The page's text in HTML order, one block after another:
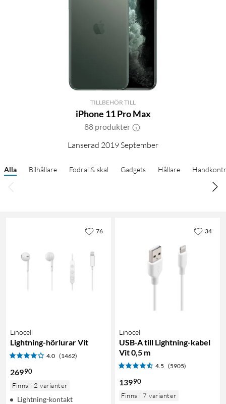
TILLBEHÖR TILL
iPhone 11 Pro Max
88 produkter
Lanserad 2019 September
Alla Bilhållare Fodral & skal Gadgets Hållare
Linocell
Lightning-hörlurar Vit
4.0 (1462)
26990
Finns i 2 varianter
Lightning-kontakt
76
Linocell
USB-A till Lightning-kabel
Vit 0,5 m
4.5 (5905)
13990
Finns i 7 varianter
34